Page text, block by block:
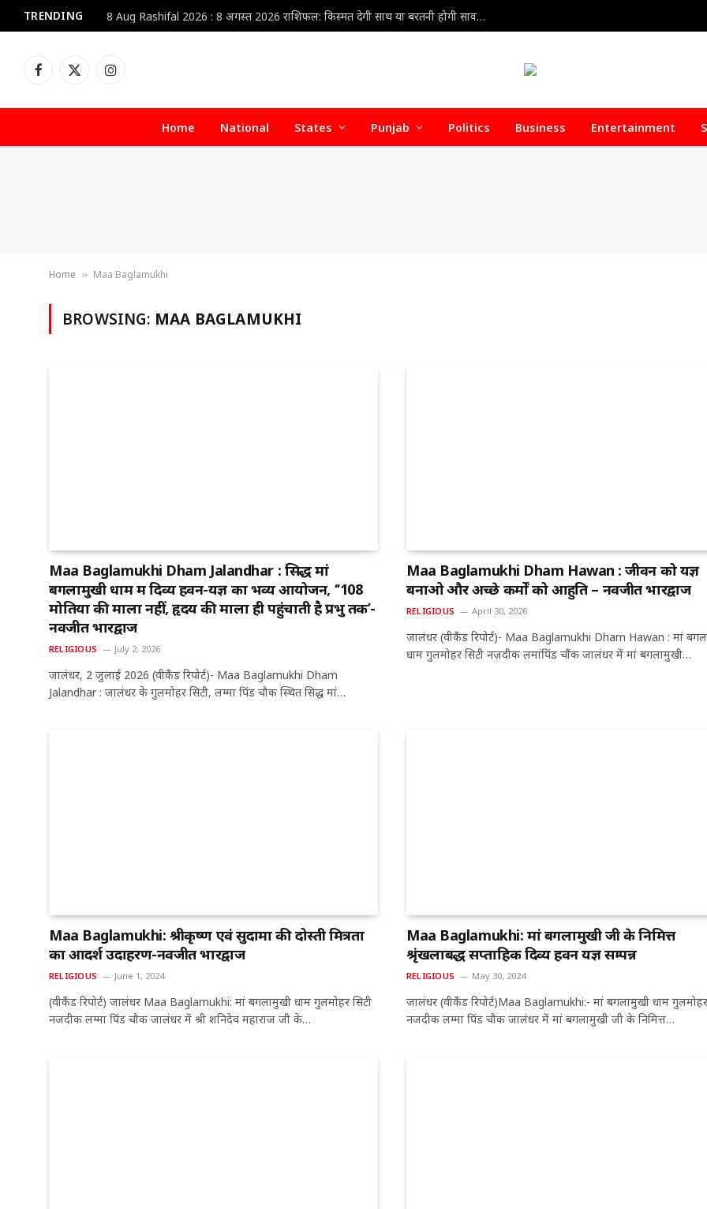
TRENDING 8 Aug Rashifal 2026 : 8 अगस्त 2026 राशिफल: किस्मत देगी साथ या बरतनी होगी सावधानी? जानें सभी 12 राशियों का भविष्यफल
Facebook
X
Instagram
Home National States Punjab Politics Business Entertainment
Home » Maa Baglamukhi
BROWSING: MAA BAGLAMUKHI
Maa Baglamukhi Dham Jalandhar : सिद्ध मां
बगलामुखी धाम में दिव्य हवन-यज्ञ का भव्य आयोजन, ‘‘108
मोतियों की माला नहीं, हृदय की माला ही पहुंचाती है प्रभु तक’-
नवजीत भारद्वाज
RELIGIOUS July 2, 2026
जालंधर, 2 जुलाई 2026 (वीकैंड रिपोर्ट)- Maa Baglamukhi Dham
Jalandhar : जालंधर के गुलमोहर सिटी, लम्मा पिंड चौक स्थित सिद्ध मां…
Maa Baglamukhi Dham Hawan : जीवन को यज्ञ
बनाओ और अच्छे कर्मों को आहुति – नवजीत भारद्वाज
RELIGIOUS April 30, 2026
जालंधर (वीकैंड रिपोर्ट)- Maa Baglamukhi Dham Hawan : मां
धाम गुलमोहर सिटी नज़दीक लमांपिंड चौंक जालंधर में मां बगलामुखी…
Maa Baglamukhi: श्रीकृष्ण एवं सुदामा की दोस्ती मित्रता
का आदर्श उदाहरण-नवजीत भारद्वाज
RELIGIOUS June 1, 2024
(वीकैंड रिपोर्ट) जालंधर Maa Baglamukhi: मां बगलामुखी धाम गुलमोहर सिटी
नजदीक लम्मा पिंड चौक जालंधर में श्री शनिदेव महाराज जी के…
Maa Baglamukhi: मां बगलामुखी जी के निमित्त
श्रृंखलाबद्ध सप्ताहिक दिव्य हवन यज्ञ सम्पन्न
RELIGIOUS May 30, 2024
जालंधर (वीकैंड रिपोर्ट)Maa Baglamukhi:- मां बगलामुखी धाम गुलमोहर
नजदीक लम्मा पिंड चौक जालंधर में मां बगलामुखी जी के निमित्त…